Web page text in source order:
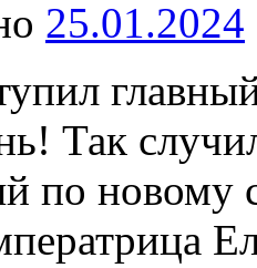
25.01.2024
Так
по новому